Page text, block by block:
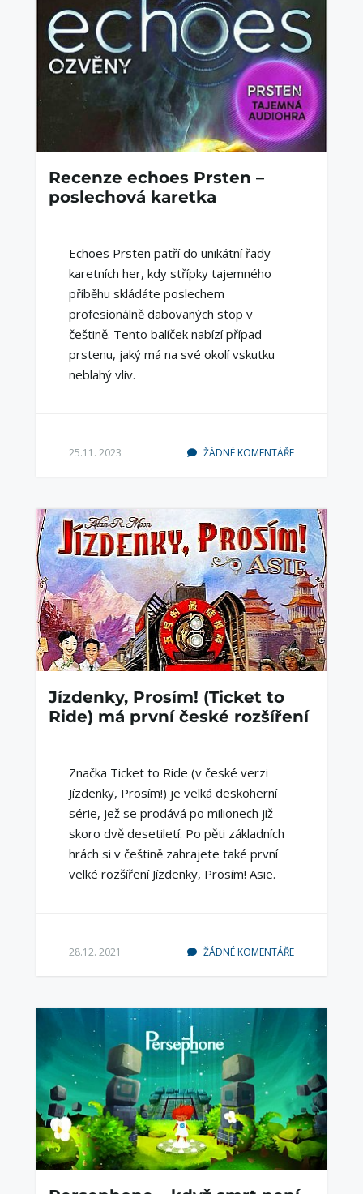
Recenze echoes Prsten –
poslechová karetka
Echoes Prsten patří do unikátní řady
karetních her, kdy střípky tajemného
příběhu skládáte poslechem
profesionálně dabovaných stop v
češtině. Tento balíček nabízí případ
prstenu, jaký má na své okolí vskutku
neblahý vliv.
25.11. 2023 ŽÁDNÉ KOMENTÁŘE
Jízdenky, Prosím! (Ticket to
Ride) má první české rozšíření
Značka Ticket to Ride (v české verzi
Jízdenky, Prosím!) je velká deskoherní
série, jež se prodává po milionech již
skoro dvě desetiletí. Po pěti základních
hrách si v češtině zahrajete také první
velké rozšíření Jízdenky, Prosím! Asie.
28.12. 2021 ŽÁDNÉ KOMENTÁŘE